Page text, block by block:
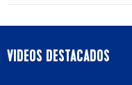
VIDEOS DESTACADOS